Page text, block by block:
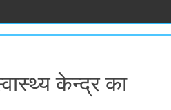
केन्द्र का